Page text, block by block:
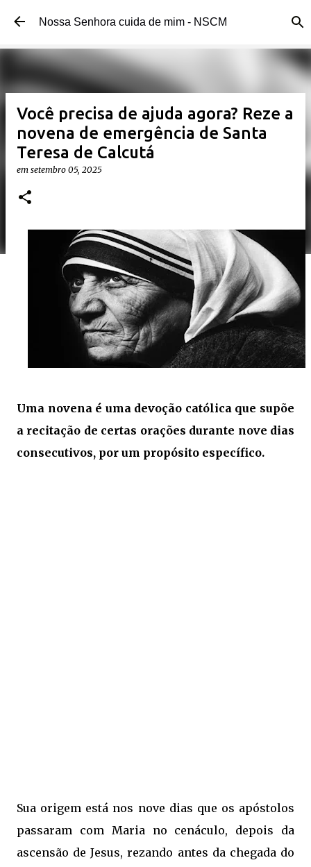
Pular para o conteúdo principal
Nossa Senhora cuida de mim - NSCM
Você precisa de ajuda agora? Reze a
novena de emergência de Santa
Teresa de Calcutá
em setembro 05, 2025
Uma novena é uma devoção católica que supõe
a recitação de certas orações durante nove dias
consecutivos, por um propósito específico.
Sua origem está nos nove dias que os apóstolos
passaram com Maria no cenáculo, depois da
ascensão de Jesus, rezando antes da chegada do